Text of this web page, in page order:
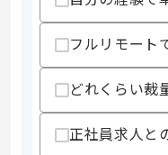
フルリモート
どれくらい裁
正社員求人と